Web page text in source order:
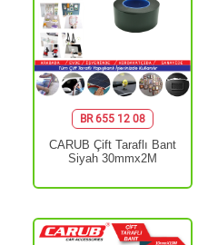
BR 655 12 08
CARUB Çift Taraflı Bant
Siyah 30mmx2M